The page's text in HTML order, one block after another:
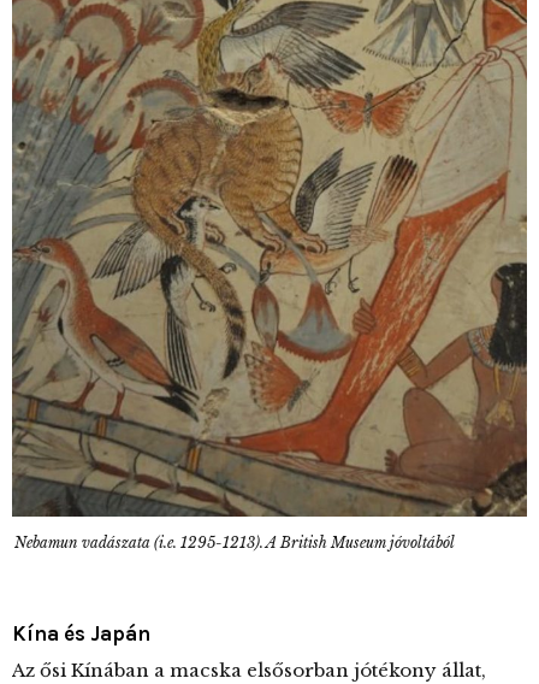
Nebamun vadászata (i.e. 1295-1213). A British Museum jóvoltából
Kína és Japán
Az ősi Kínában a macska elsősorban jótékony állat,